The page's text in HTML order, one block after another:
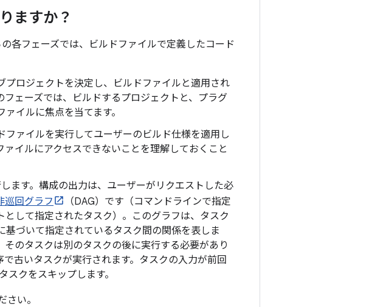
ますか？
各フェーズでは、ビルドファイルで定義したコード
ロジェクトを決定し、ビルドファイルと適用され
ェーズでは、ビルドするプロジェクトと、プラグ
イルに焦点を当てます。
ァイルを実行してユーザーのビルド仕様を適用し
イルにアクセスできないことを理解しておくこと
ます。構成の出力は、ユーザーがリクエストした必
巡回グラフ
（DAG）です（コマンドラインで指定
して指定されたタスク）。このグラフは、タスク
づいて指定されているタスク間の関係を表しま
のタスクは別のタスクの後に実行する必要があり
古いタスクが実行されます。タスクの入力が前回
クをスキップします。
さい。